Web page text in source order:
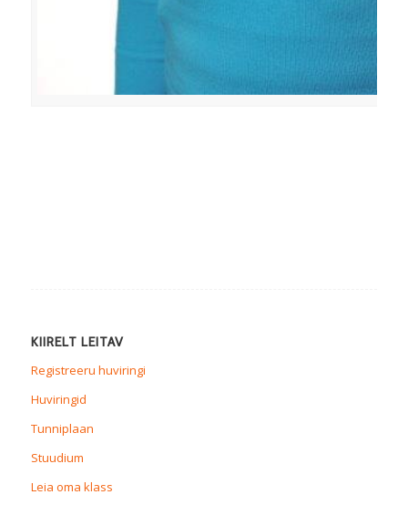
KIIRELT LEITAV
Registreeru huviringi
Huviringid
Tunniplaan
Stuudium
Leia oma klass